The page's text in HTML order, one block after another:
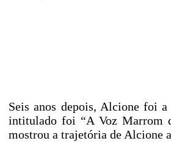
Seis anos depois, Alcione foi
intitulado foi “A Voz Marrom
mostrou a trajetória de Alcione